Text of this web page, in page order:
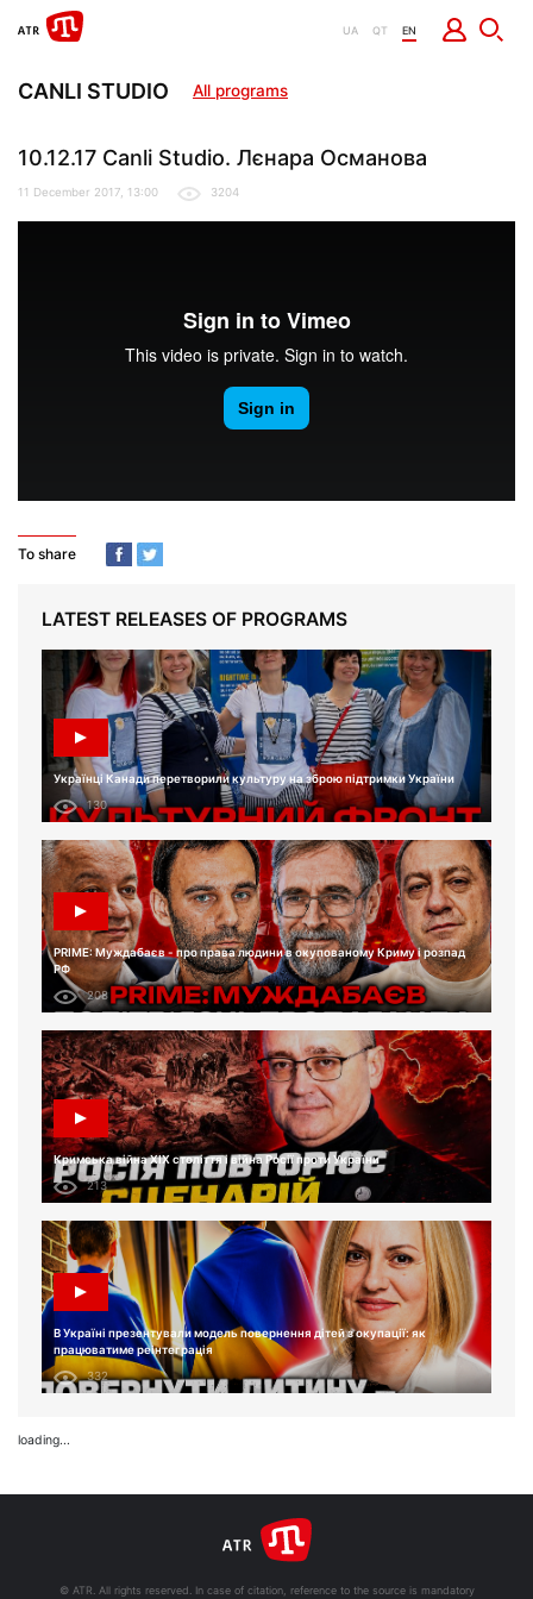
UA QT EN
CANLI STUDIO All programs
10.12.17 Canli Studio. Лєнара Османова
11 December 2017, 13:00 3204
To share
LATEST RELEASES OF PROGRAMS
Українці Канади перетворили культуру на зброю підтримки України
130
PRIME: Муждабаєв - про права людини в окупованому Криму і розпад
РФ
208
Кримська війна XIX століття і війна Росії проти України
213
В Україні презентували модель повернення дітей з окупації: як
працюватиме реінтеграція
332
loading...
© ATR. All rights reserved. In case of citation, reference to the source is mandatory